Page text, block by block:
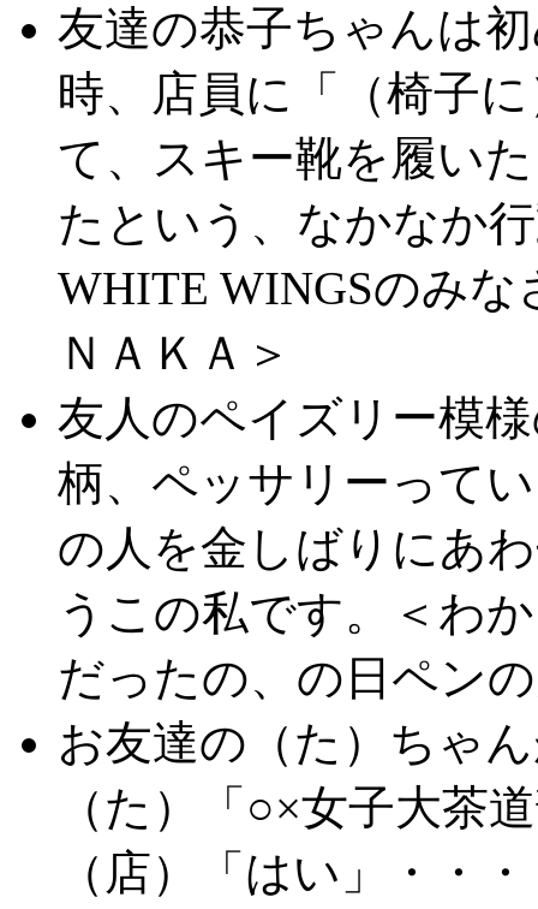
友達の恭子ちゃんは
時、店員に「（椅子
て、スキー靴を履い
たという、なかなか
WHITE WINGSのみ
ＮＡＫＡ＞
友人のペイズリー模
柄、ペッサリーって
の人を金しばりにあ
うこの私です。＜わ
だったの、の日ペン
お友達の（た）ちゃ
（た）「○×女子大茶
（店）「はい」・・